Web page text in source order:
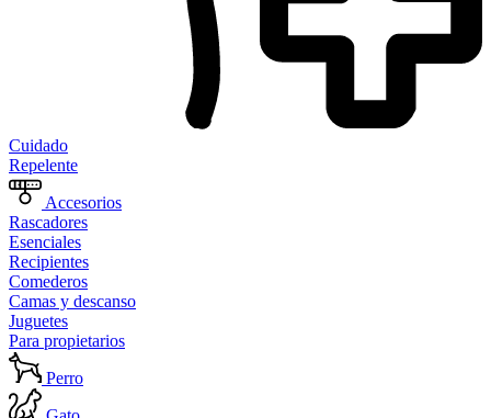
Cuidado
Repelente
Accesorios
Rascadores
Esenciales
Recipientes
Comederos
Camas y descanso
Juguetes
Para propietarios
Perro